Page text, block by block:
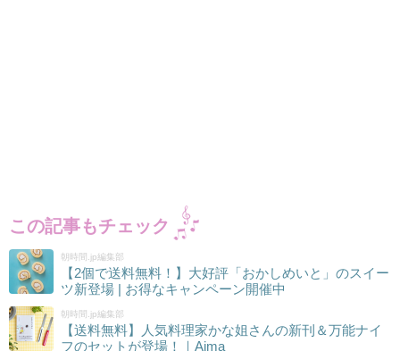
この記事もチェック
朝時間.jp編集部
【2個で送料無料！】大好評「おかしめいと」のスイー
ツ新登場 | お得なキャンペーン開催中
朝時間.jp編集部
【送料無料】人気料理家かな姐さんの新刊＆万能ナイ
フのセットが登場！｜Aima